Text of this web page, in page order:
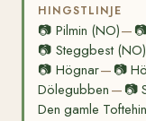
HINGSTLINJE
📷 Pilmin (NO)—
📷 Steggbest (NO)
📷 Högnar— 📷
Dölegubben — 📷
Den gamle